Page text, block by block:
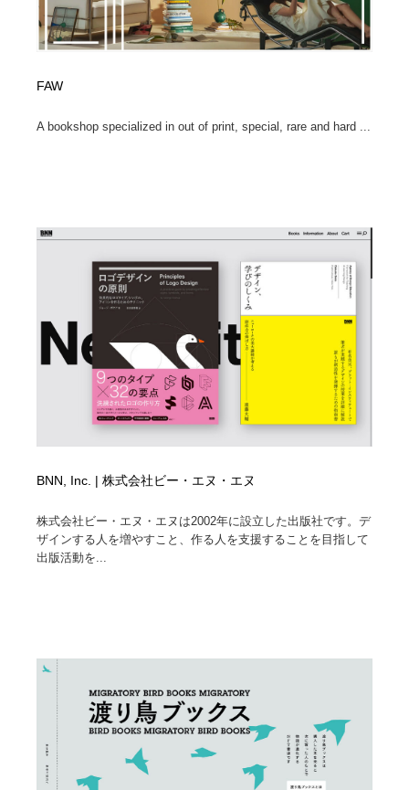
FAW
A bookshop specialized in out of print, special, rare and hard ...
BNN, Inc. | 株式会社ビー・エヌ・エヌ
株式会社ビー・エヌ・エヌは2002年に設立した出版社です。デ
ザインする人を増やすこと、作る人を支援することを目指して
出版活動を...